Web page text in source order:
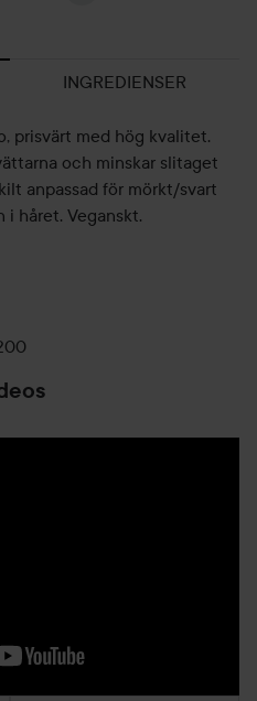
INGREDIENSER
prisvärt med hög kvalitet.
och minskar slitaget
anpassad för mörkt/svart
i håret. Veganskt.